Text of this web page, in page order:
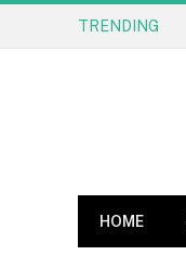
TRENDING
HOME